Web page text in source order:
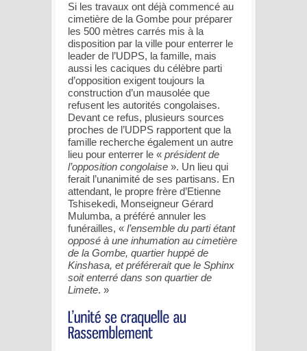
Si les travaux ont déjà commencé au
cimetière de la Gombe pour préparer
les 500 mètres carrés mis à la
disposition par la ville pour enterrer le
leader de l’UDPS, la famille, mais
aussi les caciques du célèbre parti
d’opposition exigent toujours la
construction d’un mausolée que
refusent les autorités congolaises.
Devant ce refus, plusieurs sources
proches de l’UDPS rapportent que la
famille recherche également un autre
lieu pour enterrer le « président de
l’opposition congolaise ». Un lieu qui
ferait l’unanimité de ses partisans. En
attendant, le propre frère d’Etienne
Tshisekedi, Monseigneur Gérard
Mulumba, a préféré annuler les
funérailles, « l’ensemble du parti étant
opposé à une inhumation au cimetière
de la Gombe, quartier huppé de
Kinshasa, et préférerait que le Sphinx
soit enterré dans son quartier de
Limete. »